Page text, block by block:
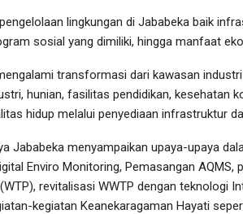
lingkungan di Jababeka baik
sosial yang dimiliki, hingga manfaat
transformasi dari kawasan
hunian, fasilitas pendidikan, kesehatan
hidup melalui penyediaan infrastruktur
Jababeka menyampaikan upaya-upaya
Enviro Monitoring, Pemasangan AQMS,
revitalisasi WWTP dengan teknologi
kegiatan Keanekaragaman Hayati